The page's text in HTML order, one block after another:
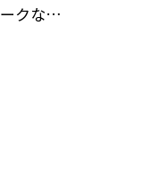
ークな…